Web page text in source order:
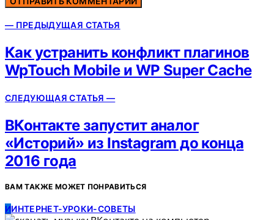
— ПРЕДЫДУЩАЯ СТАТЬЯ
Как устранить конфликт плагинов
WpTouch Mobile и WP Super Cache
СЛЕДУЮЩАЯ СТАТЬЯ —
ВКонтакте запустит аналог
«Историй» из Instagram до конца
2016 года
ВАМ ТАКЖЕ МОЖЕТ ПОНРАВИТЬСЯ
ИИНТЕРНЕТ-УРОКИ-СОВЕТЫ